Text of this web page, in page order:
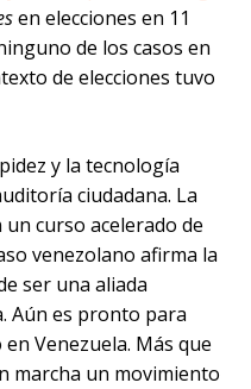
en elecciones en 11
de los casos en
de elecciones tuvo
y la tecnología
ciudadana. La
curso acelerado de
venezolano afirma la
ser una aliada
Aún es pronto para
Venezuela. Más que
marcha un movimiento